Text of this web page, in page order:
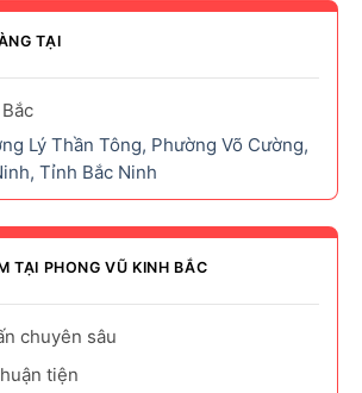
TẠI
Lý Thần Tông, Phường Võ Cường,
Tỉnh Bắc Ninh
TẠI PHONG VŨ KINH BẮC
chuyên sâu
tiện